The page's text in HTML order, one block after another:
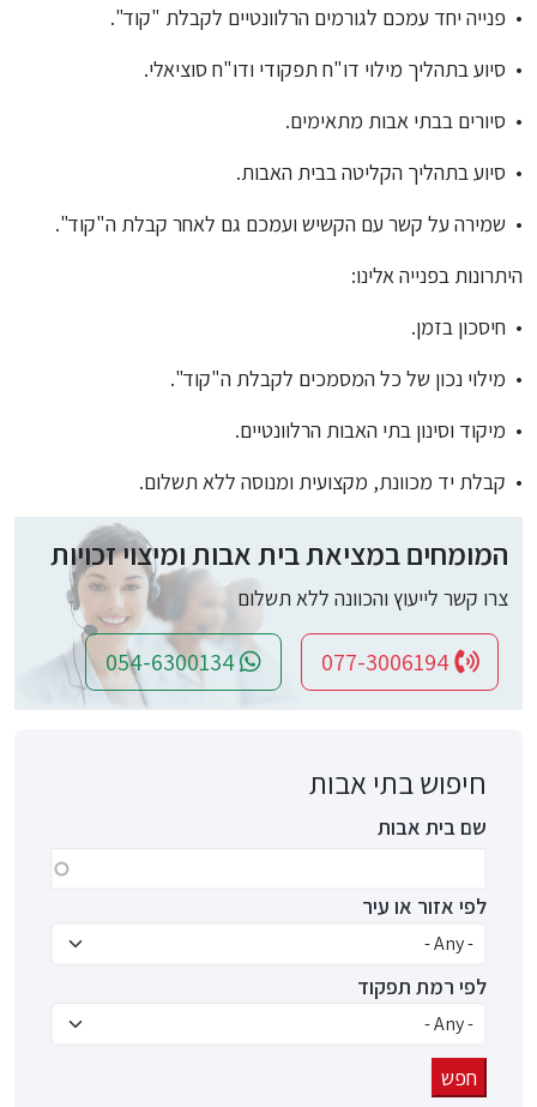
• פנייה יחד עמכם לגורמים הרלוונטיים לקבלת "קוד".
• סיוע בתהליך מילוי דו"ח תפקודי ודו"ח סוציאלי.
• סיורים בבתי אבות מתאימים.
• סיוע בתהליך הקליטה בבית האבות.
• שמירה על קשר עם הקשיש ועמכם גם לאחר קבלת ה"קוד".
היתרונות בפנייה אלינו:
• חיסכון בזמן.
• מילוי נכון של כל המסמכים לקבלת ה"קוד".
• מיקוד וסינון בתי האבות הרלוונטיים.
• קבלת יד מכוונת, מקצועית ומנוסה ללא תשלום.
המומחים במציאת בית אבות ומיצוי זכויות
צרו קשר לייעוץ והכוונה ללא תשלום
חיפוש בתי אבות
שם בית אבות
לפי אזור או עיר
לפי רמת תפקוד